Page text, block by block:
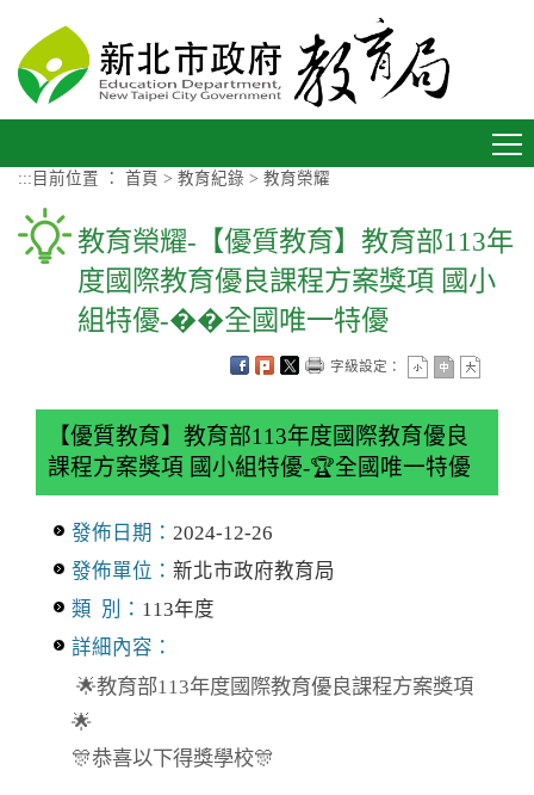
::: 目前位置 ： 首頁 > 教育紀錄 > 教育榮耀
教育榮耀-【優質教育】教育部113年
度國際教育優良課程方案獎項 國小
組特優-��全國唯一特優
字級設定：
【優質教育】教育部113年度國際教育優良
課程方案獎項 國小組特優-🏆全國唯一特優
發佈日期： 2024-12-26
發佈單位： 新北市政府教育局
類 別： 113年度
詳細內容：
🌟教育部113年度國際教育優良課程方案獎項
🌟
🎊恭喜以下得獎學校🎊